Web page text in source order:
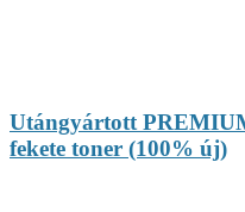
Utángyártott
fekete toner (100% új)